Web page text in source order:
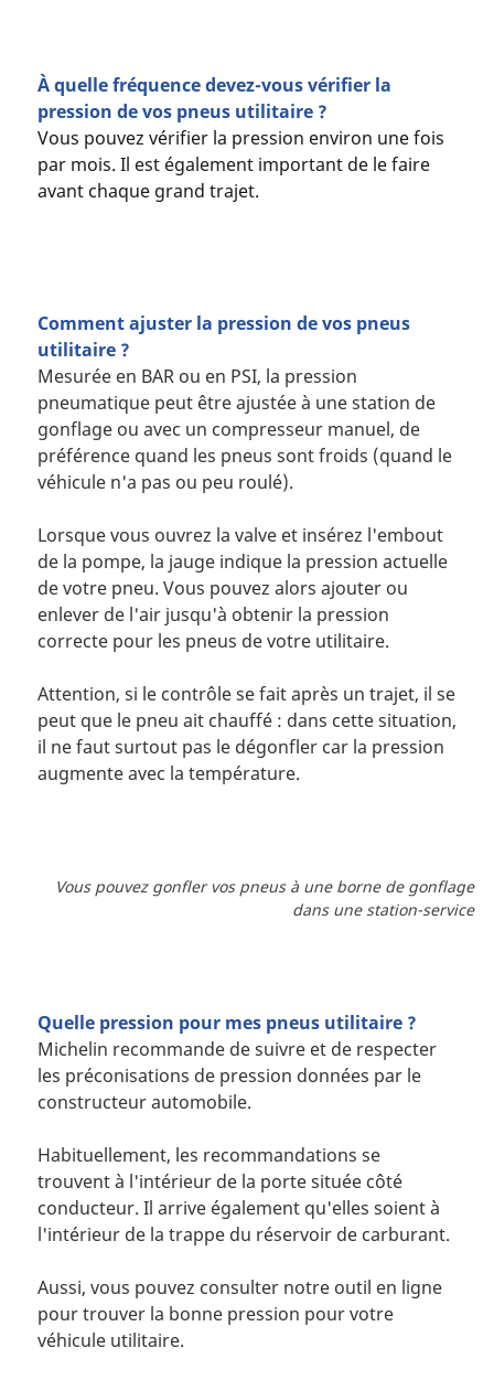
À quelle fréquence devez-vous vérifier la
pression de vos pneus utilitaire ?
Vous pouvez vérifier la pression environ une fois
par mois. Il est également important de le faire
avant chaque grand trajet.
Comment ajuster la pression de vos pneus
utilitaire ?
Mesurée en BAR ou en PSI, la pression
pneumatique peut être ajustée à une station de
gonflage ou avec un compresseur manuel, de
préférence quand les pneus sont froids (quand le
véhicule n'a pas ou peu roulé).
Lorsque vous ouvrez la valve et insérez l'embout
de la pompe, la jauge indique la pression actuelle
de votre pneu. Vous pouvez alors ajouter ou
enlever de l'air jusqu'à obtenir la pression
correcte pour les pneus de votre utilitaire.
Attention, si le contrôle se fait après un trajet, il se
peut que le pneu ait chauffé : dans cette situation,
il ne faut surtout pas le dégonfler car la pression
augmente avec la température.
Vous pouvez gonfler vos pneus à une borne de gonflage
dans une station-service
Quelle pression pour mes pneus utilitaire ?
Michelin recommande de suivre et de respecter
les préconisations de pression données par le
constructeur automobile.
Habituellement, les recommandations se
trouvent à l'intérieur de la porte située côté
conducteur. Il arrive également qu'elles soient à
l'intérieur de la trappe du réservoir de carburant.
Aussi, vous pouvez consulter notre outil en ligne
pour trouver la bonne pression pour votre
véhicule utilitaire.